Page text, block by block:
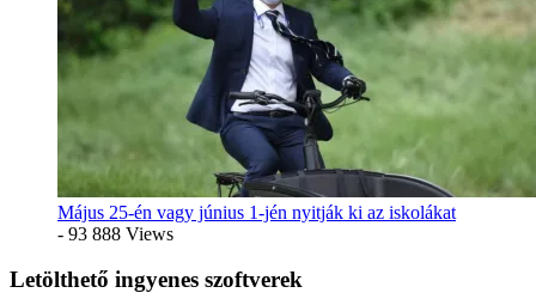
Május 25-én vagy június 1-jén nyitják ki az iskolákat
- 93 888 Views
Letölthető ingyenes szoftverek